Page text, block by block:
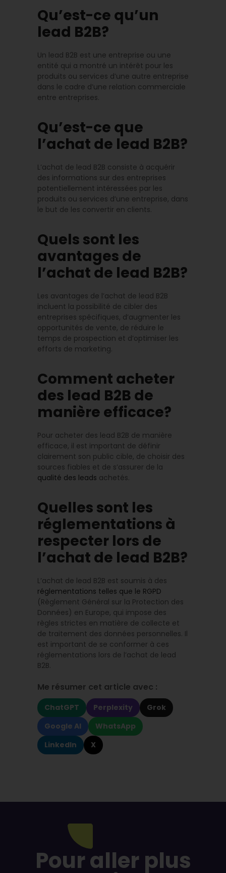
Qu’est-ce qu’un
lead B2B?
Un lead B2B est une entreprise ou une
entité qui a montré un intérêt pour les
produits ou services d’une autre entreprise
dans le cadre d’une relation commerciale
entre entreprises.
Qu’est-ce que
l’achat de lead B2B?
L’achat de lead B2B consiste à acquérir
des informations sur des entreprises
potentiellement intéressées par les
produits ou services d’une entreprise, dans
le but de les convertir en clients.
Quels sont les
avantages de
l’achat de lead B2B?
Les avantages de l’achat de lead B2B
incluent la possibilité de cibler des
entreprises spécifiques, d’augmenter les
opportunités de vente, de réduire le
temps de prospection et d’optimiser les
efforts de marketing.
Comment acheter
des lead B2B de
manière efficace?
Pour acheter des lead B2B de manière
efficace, il est important de définir
clairement son public cible, de choisir des
sources fiables et de s’assurer de la
qualité des leads achetés.
Quelles sont les
réglementations à
respecter lors de
l’achat de lead B2B?
L’achat de lead B2B est soumis à des
réglementations telles que le RGPD
(Règlement Général sur la Protection des
Données) en Europe, qui impose des
règles strictes en matière de collecte et
de traitement des données personnelles. Il
est important de se conformer à ces
réglementations lors de l’achat de lead
B2B.
Me résumer cet article avec :
ChatGPT Perplexity
Grok
Google AI
WhatsApp
LinkedIn
X
Pour aller plus